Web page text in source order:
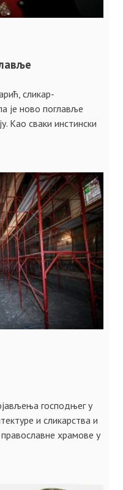
сликар-
је ново поглавље
Као сваки инстински
господњег у
и сликарства и
храмове у